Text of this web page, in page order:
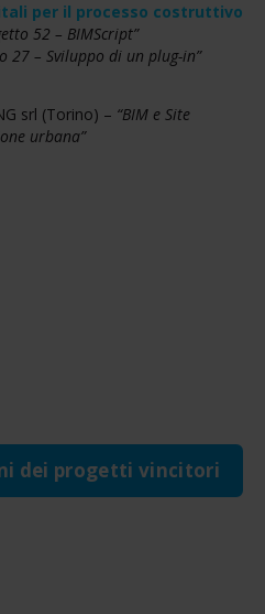
per il processo costruttivo
52 – BIMScript”
27 – Sviluppo di un plug-in”
srl (Torino) – “BIM e Site
urbana”
dei progetti vincitori